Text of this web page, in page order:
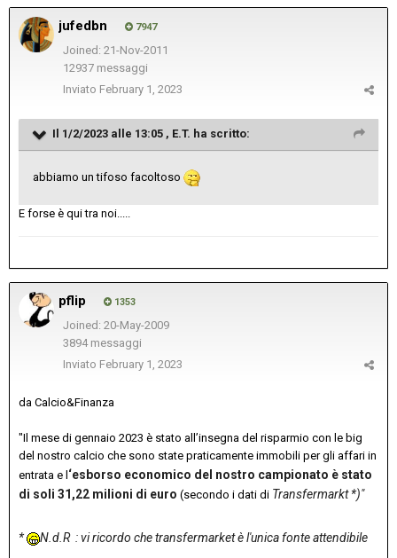
jufedbn 7947
Joined: 21-Nov-2011
12937 messaggi
Inviato February 1, 2023
Il 1/2/2023 alle 13:05 , E.T. ha scritto:
abbiamo un tifoso facoltoso
E forse è qui tra noi.....
pflip 1353
Joined: 20-May-2009
3894 messaggi
Inviato February 1, 2023
da Calcio&Finanza
"Il mese di gennaio 2023 è stato all’insegna del risparmio con le big
del nostro calcio che sono state praticamente immobili per gli affari in
entrata e l ‘esborso economico del nostro campionato è stato
di soli 31,22 milioni di euro (secondo i dati di Transfermarkt *)"
* N.d.R : vi ricordo che transfermarket è l'unica fonte attendibile